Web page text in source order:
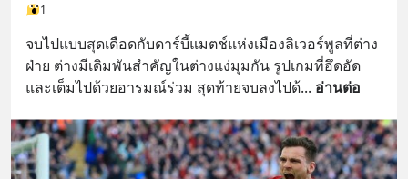
1
จบไปแบบสุดเดือดกับดาร์บี้แมตช์แห่งเมืองลิเวอร์พูลที่ต่าง
ฝ่าย ต่างมีเดิมพันสำคัญในต่างแง่มุมกัน รูปเกมที่อึดอัด
และเต็มไปด้วยอารมณ์ร่วม สุดท้ายจบลงไปด้... อ่านต่อ